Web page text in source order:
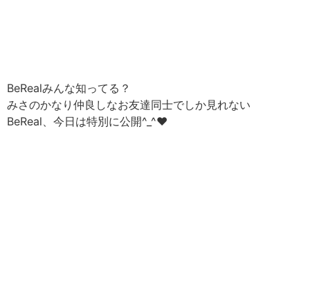
BeRealみんな知ってる？
みさのかなり仲良しなお友達同士でしか見れない
BeReal、今日は特別に公開^_^♥︎